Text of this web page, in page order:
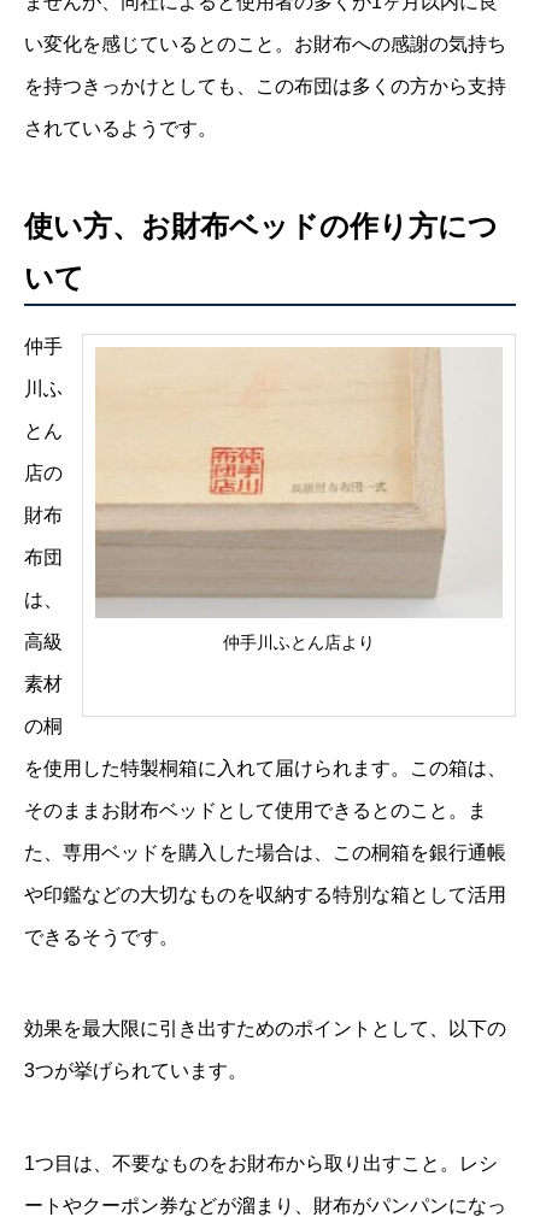
い変化を感じているとのこと。お財布への感謝の気持ち
を持つきっかけとしても、この布団は多くの方から支持
されているようです。
使い方、お財布ベッドの作り方につ
いて
仲手川ふとん店より
仲手
川ふ
とん
店の
財布
布団
は、
高級
素材
の桐
を使用した特製桐箱に入れて届けられます。この箱は、
そのままお財布ベッドとして使用できるとのこと。ま
た、専用ベッドを購入した場合は、この桐箱を銀行通帳
や印鑑などの大切なものを収納する特別な箱として活用
できるそうです。
効果を最大限に引き出すためのポイントとして、以下の
3つが挙げられています。
1つ目は、不要なものをお財布から取り出すこと。レシ
ートやクーポン券などが溜まり、財布がパンパンになっ